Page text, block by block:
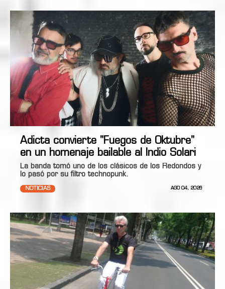
Adicta convierte "Fuegos de Oktubre"
en un homenaje bailable al Indio Solari
La banda tomó uno de los clásicos de los Redondos y
lo pasó por su filtro technopunk.
NOTICIAS AGO 04, 2026